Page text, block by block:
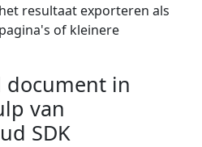
resultaat exporteren als
of kleinere
document in
van
SDK